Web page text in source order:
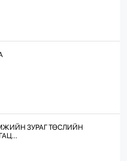
ЗУРАГ ТӨСЛИЙН